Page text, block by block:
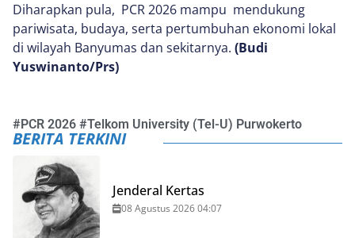
Diharapkan pula, PCR 2026 mampu mendukung
pariwisata, budaya, serta pertumbuhan ekonomi lokal
di wilayah Banyumas dan sekitarnya. (Budi
Yuswinanto/Prs)
#PCR 2026 #Telkom University (Tel-U) Purwokerto
BERITA TERKINI
Jenderal Kertas
08 Agustus 2026 04:07